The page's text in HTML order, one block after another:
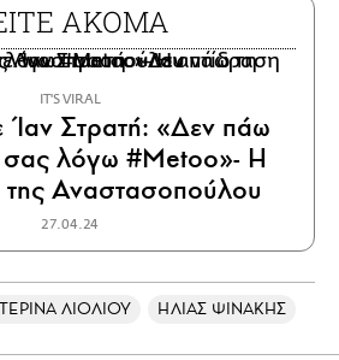
ΑΚΟΜΑ
IT'S VIRAL
Ίαν Στρατή: «Δεν πάω
σας λόγω #Metoo»- Η
της Αναστασοπούλου
27.04.24
ΛΙΟΛΙΟΥ ΗΛΙΑΣ ΨΙΝΑΚΗΣ